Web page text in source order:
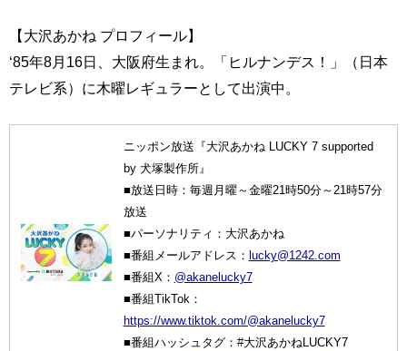
【大沢あかね プロフィール】
‘85年8月16日、大阪府生まれ。「ヒルナンデス！」（日本
テレビ系）に木曜レギュラーとして出演中。
ニッポン放送『大沢あかね LUCKY 7 supported
by 犬塚製作所』
■放送日時：毎週月曜～金曜21時50分～21時57分
放送
■パーソナリティ：大沢あかね
■番組メールアドレス： lucky@1242.com
■番組X： @akanelucky7
■番組TikTok：
https://www.tiktok.com/@akanelucky7
■番組ハッシュタグ：#大沢あかねLUCKY7